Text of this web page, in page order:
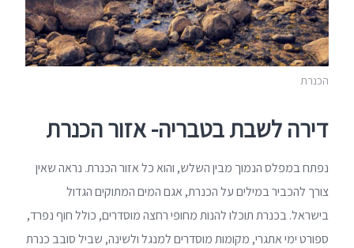
הכנרת
דירה לשבת בטבריה- אזור הכנרת
נפתח במפלס הנמוך מבין השלש, והוא כל אזור הכנרת. נראה שאין
צורך להכביר במילים על הכנרת, אגם המים המתוקים הגדול
בישראל. בכנרת תוכלו להנות מחופי רחצה מוסדרים, כולל חוף נפרד,
ספורט ימי אתגרי, מקומות מוסדרים למנגל ולשינה, שביל סובב כנרת